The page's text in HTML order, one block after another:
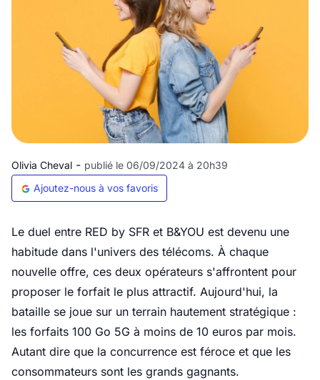
Olivia Cheval - publié le 06/09/2024 à 20h39
Ajoutez-nous à vos favoris
Le duel entre RED by SFR et B&YOU est devenu une
habitude dans l'univers des télécoms. À chaque
nouvelle offre, ces deux opérateurs s'affrontent pour
proposer le forfait le plus attractif. Aujourd'hui, la
bataille se joue sur un terrain hautement stratégique :
les forfaits 100 Go 5G à moins de 10 euros par mois.
Autant dire que la concurrence est féroce et que les
consommateurs sont les grands gagnants.